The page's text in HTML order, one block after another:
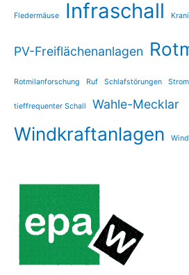
Fledermäuse Infraschall
PV-Freiflächenanlagen
Rotmilanforschung Ruf Schlafstörungen
tieffrequenter Schall Wahle-Mecklar
Windkraftanlagen